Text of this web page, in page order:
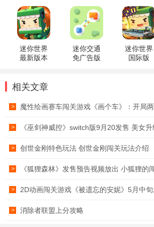
世界2026
国际服
迷你世界
最新版本
迷你交通
免广告版
迷你世界
国际版
相关文章
> 魔性绘画赛车闯关游戏《画个车》：开局
> 《巫剑神威控》switch版9月20发售 美女
> 创世金刚特色玩法 创世金刚闯关玩法介绍
> 《狐狸森林》发售预告视频放出 小狐狸的
> 2D动画闯关游戏《被遗忘的安妮》5月中旬
> 消除者联盟上分攻略